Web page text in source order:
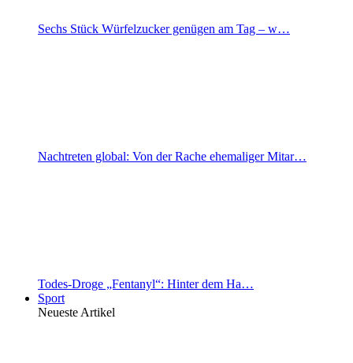
Sechs Stück Würfelzucker genügen am Tag – w…
Nachtreten global: Von der Rache ehemaliger Mitar…
Todes-Droge „Fentanyl“: Hinter dem Ha…
Sport
Neueste Artikel